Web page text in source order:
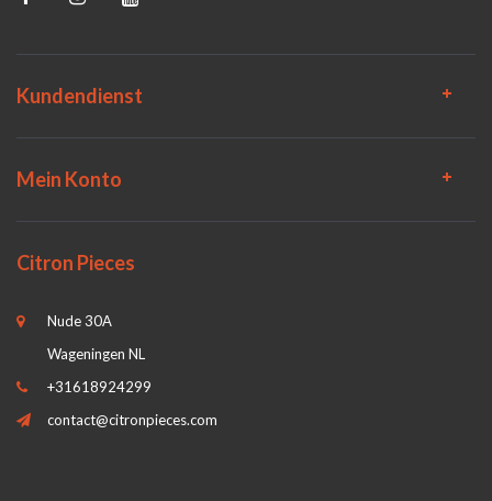
Kundendienst
Mein Konto
Citron Pieces
Nude 30A
Wageningen NL
+31618924299
contact@citronpieces.com